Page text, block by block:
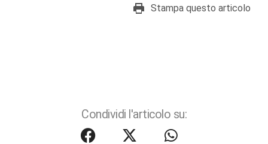
Stampa questo articolo
Condividi l'articolo su: